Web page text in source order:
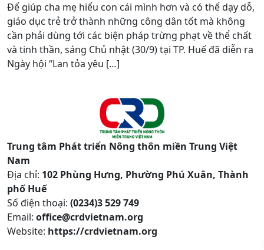
Để giúp cha mẹ hiểu con cái mình hơn và có thể dạy dỗ,
giáo dục trẻ trở thành những công dân tốt mà không
cần phải dùng tới các biện pháp trừng phạt về thể chất
và tinh thần, sáng Chủ nhật (30/9) tại TP. Huế đã diễn ra
Ngày hội “Lan tỏa yêu […]
Trung tâm Phát triển Nông thôn miền Trung Việt
Nam
Địa chỉ: 102 Phùng Hưng, Phường Phú Xuân, Thành
phố Huế
Số điện thoại: (0234)3 529 749
Email: office@crdvietnam.org
Website: https://crdvietnam.org